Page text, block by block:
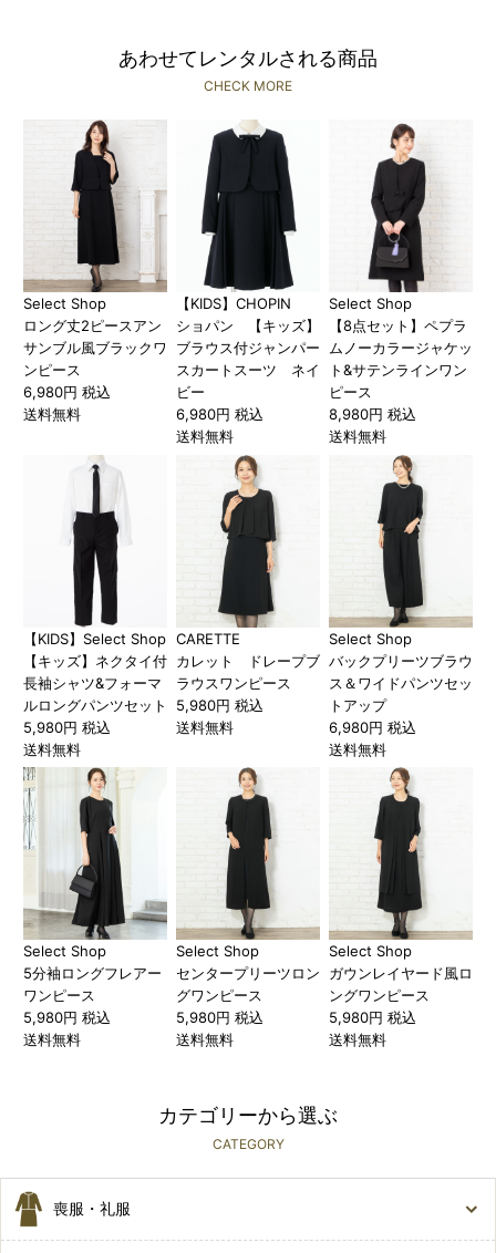
あわせてレンタルされる商品
CHECK MORE
Select Shop
ロング丈2ピースアン
サンブル風ブラックワ
ンピース
6,980円 税込
送料無料
【KIDS】CHOPIN
ショパン 【キッズ】
ブラウス付ジャンパー
スカートスーツ ネイ
ビー
6,980円 税込
送料無料
Select Shop
【8点セット】ペプラ
ムノーカラージャケッ
ト&サテンラインワン
ピース
8,980円 税込
送料無料
【KIDS】Select Shop
【キッズ】ネクタイ付
長袖シャツ&フォーマ
ルロングパンツセット
5,980円 税込
送料無料
CARETTE
カレット ドレープブ
ラウスワンピース
5,980円 税込
送料無料
Select Shop
バックプリーツブラウ
ス＆ワイドパンツセッ
トアップ
6,980円 税込
送料無料
Select Shop
5分袖ロングフレアー
ワンピース
5,980円 税込
送料無料
Select Shop
センタープリーツロン
グワンピース
5,980円 税込
送料無料
Select Shop
ガウンレイヤード風ロ
ングワンピース
5,980円 税込
送料無料
カテゴリーから選ぶ
CATEGORY
喪服・礼服